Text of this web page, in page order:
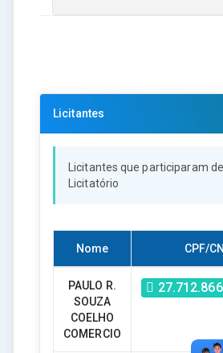
Licitantes
Licitantes que participaram
Licitatório
Nome CPF/
PAULO R.
SOUZA
COELHO
COMERCIO